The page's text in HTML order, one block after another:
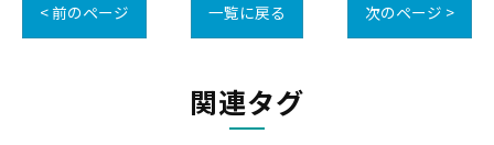
< 前のページ 一覧に戻る 次のページ >
関連タグ